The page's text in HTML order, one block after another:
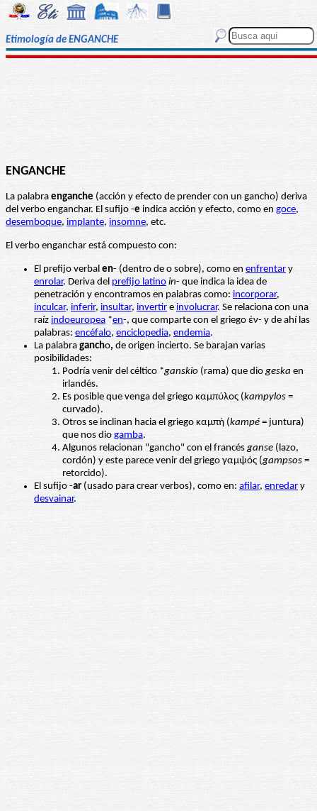
Etimología de ENGANCHE
ENGANCHE
La palabra enganche (acción y efecto de prender con un gancho) deriva
del verbo enganchar. El sufijo -e indica acción y efecto, como en goce,
desemboque, implante, insomne, etc.
El verbo enganchar está compuesto con:
El prefijo verbal en- (dentro de o sobre), como en enfrentar y
enrolar. Deriva del prefijo latino in- que indica la idea de
penetración y encontramos en palabras como: incorporar,
inculcar, inferir, insultar, invertir e involucrar. Se relaciona con una
raíz indoeuropea *en-, que comparte con el griego ἐν- y de ahí las
palabras: encéfalo, enciclopedia, endemia.
La palabra gancho, de origen incierto. Se barajan varias
posibilidades:
Podría venir del céltico *ganskio (rama) que diogeska en
irlandés.
Es posible que venga del griego καμπύλος (kampylos =
curvado).
Otros se inclinan hacia el griego καμπή (kampé = juntura)
que nos dio gamba.
Algunos relacionan "gancho" con el francésganse (lazo,
cordón) y este parece venir del griego γαμψός (gampsos =
retorcido).
El sufijo -ar (usado para crear verbos), como en: afilar, enredar y
desvainar.